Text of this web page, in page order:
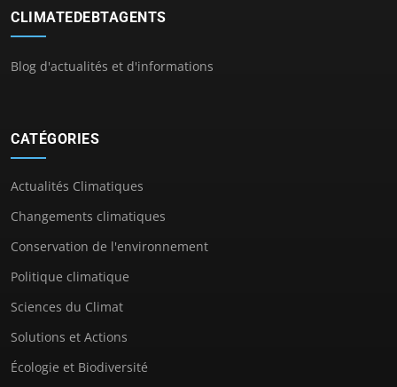
CLIMATEDEBTAGENTS
Blog d'actualités et d'informations
CATÉGORIES
Actualités Climatiques
Changements climatiques
Conservation de l'environnement
Politique climatique
Sciences du Climat
Solutions et Actions
Écologie et Biodiversité